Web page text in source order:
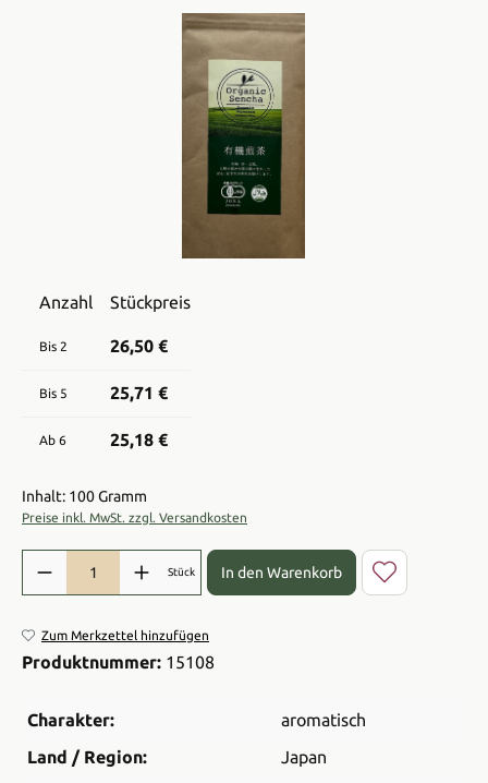
Bildergalerie überspringen
Anzahl Stückpreis
Bis 2 26,50 €
Bis 5 25,71 €
Ab 6 25,18 €
Inhalt: 100 Gramm
Preise inkl. MwSt. zzgl. Versandkosten
Produkt Anzahl: Gib den gewünschten Wert ein oder benutze die
Stück In den Warenkorb
Zum Merkzettel hinzufügen
Produktnummer: 15108
Charakter:
aromatisch
Land / Region:
Japan